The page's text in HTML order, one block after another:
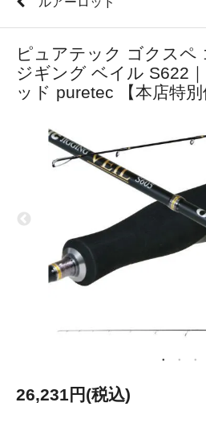
ピュアテック ゴクスペ
ジギング ベイル S622
ッド puretec 【本店特別
26,231円(税込)